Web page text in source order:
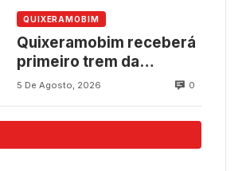
QUIXERAMOBIM
Quixeramobim receberá
primeiro trem da
Transnordestina com
programação de
5 De Agosto, 2026 0